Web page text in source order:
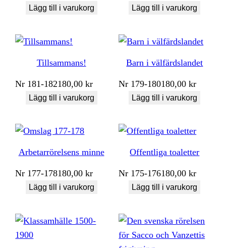
Lägg till i varukorg Lägg till i varukorg
Tillsammans!
Nr 181-182180,00kr
Lägg till i varukorg
Barn i välfärdslandet
Nr 179-180180,00kr
Lägg till i varukorg
Arbetarrörelsens minne
Nr 177-178180,00kr
Lägg till i varukorg
Offentliga toaletter
Nr 175-176180,00kr
Lägg till i varukorg